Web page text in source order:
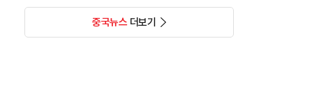
중국뉴스더보기